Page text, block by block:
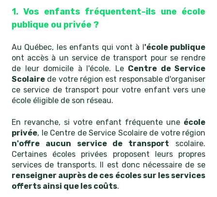
1. Vos enfants fréquentent-ils une école
publique ou privée ?
Au Québec, les enfants qui vont à l 'école publique
ont accès à un service de transport pour se rendre
de leur domicile à l'école. Le Centre de Service
Scolaire de votre région est responsable d'organiser
ce service de transport pour votre enfant vers une
école éligible de son réseau.
En revanche, si votre enfant fréquente une école
privée, le Centre de Service Scolaire de votre région
n'offre aucun service de transport scolaire.
Certaines écoles privées proposent leurs propres
services de transports. Il est donc nécessaire de se
renseigner auprès de ces écoles sur les services
offerts ainsi que les coûts.